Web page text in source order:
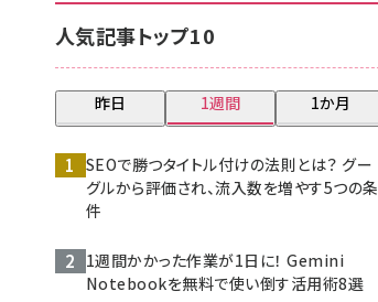
人気記事トップ10
昨日 1週間 1か月
SEOで勝つタイトル付けの法則とは？ グー
グルから評価され、流入数を増やす5つの条
件
1週間かかった作業が1日に！ Gemini
Notebookを無料で使い倒す活用術8選